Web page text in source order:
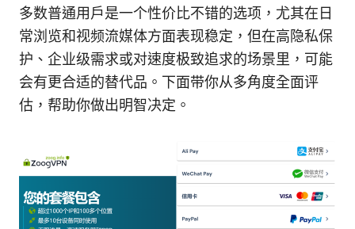
多数普通用户是一个性价比不错的选项，尤其在日
常浏览和视频流媒体方面表现稳定，但在高隐私保
护、企业级需求或对速度极致追求的场景里，可能
会有更合适的替代品。下面带你从多角度全面评
估，帮助你做出明智决定。